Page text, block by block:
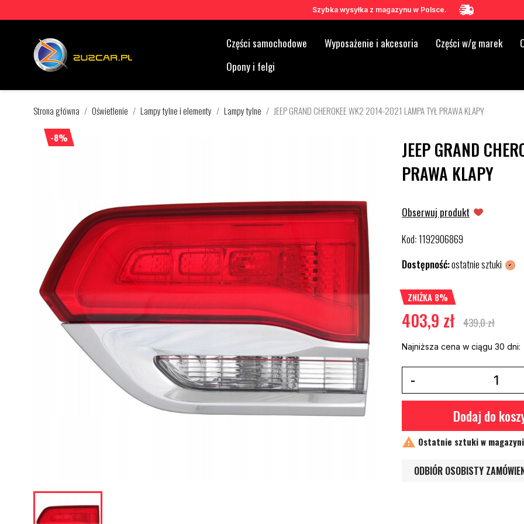
Szybka wysyłka z magazynu w Polsce.
Części samochodowe Wyposażenie i akcesoria Części w/g marek
Opony i felgi
Strona główna Oświetlenie Lampy tylne i elementy Lampy tylne JEEP GRAND CHEROKEE WK2 2014-2021 LAMPA TYŁ PRAWA KLAPY
-8%
JEEP GRAND
PRAWA KLAPY
Obserwuj produkt
Kod:1192906869
Dostępność:ostatnie sztuki
ZNIŻKA 8%
403,9 zł 439,0 zł
Najniższa cena w ciągu 30 dni:
Dodaj do
 Ostatnie sztuki w
ODBIÓR OSOBISTY